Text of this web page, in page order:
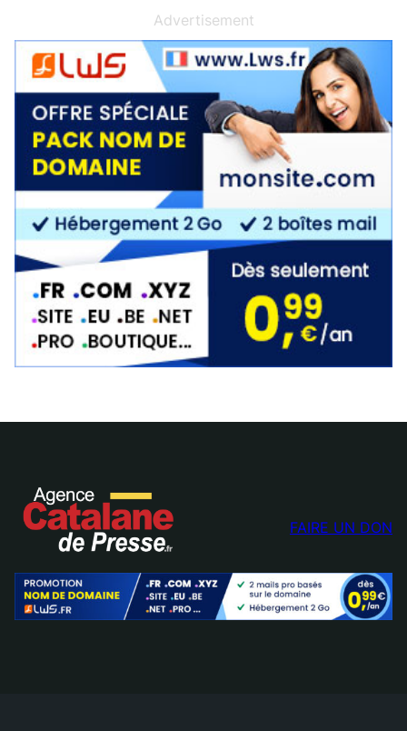
Advertisement
FAIRE UN DON